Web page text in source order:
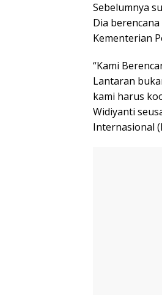
Sebelumnya
Dia
Kementerian
“Kami
Lantaran
kami harus
Widiyanti
Internasional